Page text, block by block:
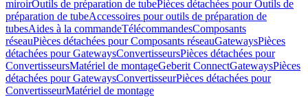
miroirOutils de préparation de tubePièces détachées pour Outils de
préparation de tubeAccessoires pour outils de préparation de
tubesAides à la commandeTélécommandesComposants
réseauPièces détachées pour Composants réseauGatewaysPièces
détachées pour GatewaysConvertisseursPièces détachées pour
ConvertisseursMatériel de montageGeberit ConnectGatewaysPièces
détachées pour GatewaysConvertisseurPièces détachées pour
ConvertisseurMatériel de montage